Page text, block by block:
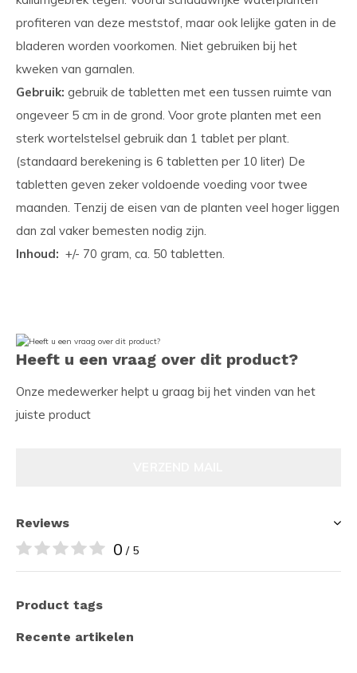
profiteren van deze meststof, maar ook lelijke gaten in de
bladeren worden voorkomen. Niet gebruiken bij het
kweken van garnalen.
Gebruik: gebruik de tabletten met een tussen ruimte van
ongeveer 5 cm in de grond. Voor grote planten met een
sterk wortelstelsel gebruik dan 1 tablet per plant.
(standaard berekening is 6 tabletten per 10 liter) De
tabletten geven zeker voldoende voeding voor twee
maanden. Tenzij de eisen van de planten veel hoger liggen
dan zal vaker bemesten nodig zijn.
Inhoud: +/- 70 gram, ca. 50 tabletten.
Heeft u een vraag over dit product?
Onze medewerker helpt u graag bij het vinden van het
juiste product
Reviews
0 / 5
Product tags
Recente artikelen